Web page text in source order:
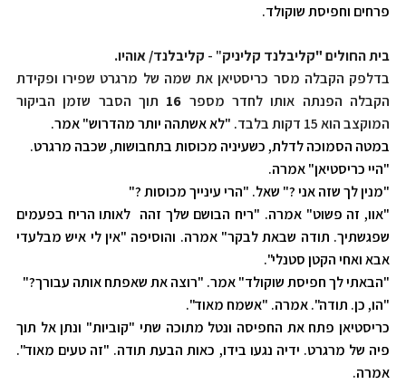
פרחים וחפיסת שוקולד.
בית החולים "קליבלנד קליניק" - קליבלנד/ אוהיו.
בדלפק הקבלה מסר כריסטיאן את שמה של מרגרט שפירו ופקידת
הקבלה הפנתה אותו לחדר מספר 16 תוך הסבר שזמן הביקור
המוקצב הוא 15 דקות בלבד
. "לא אשתהה יותר מהדרוש" אמר.
במטה הסמוכה לדלת, כשעיניה מכוסות בתחבושות, שכבה מרגרט.
"היי כריסטיאן" אמרה.
"מנין לך שזה אני ?" שאל. "הרי עינייך מכוסות ?"
"אוו, זה פשוט" אמרה. "ריח הבושם שלך זהה לאותו הריח בפעמים
שפגשתיך. תודה שבאת לבקר" אמרה. והוסיפה "אין לי איש מבלעדי
אבא ואחי הקטן סטנלי".
"הבאתי לך חפיסת שוקולד" אמר. "רוצה את שאפתח אותה עבורך?"
"הו, כן. תודה". אמרה. "אשמח מאוד".
כריסטיאן פתח את החפיסה ונטל מתוכה שתי "קוביות" ונתן אל תוך
פיה של מרגרט. ידיה נגעו בידו, כאות הבעת תודה. "זה טעים מאוד".
אמרה.